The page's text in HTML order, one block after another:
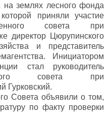
на землях лесного фонда
приняли участие
совета при
директор Цюрупинского
и представитель
Инициатором
стал руководитель
совета при
Гурковский.
Совета объявили о том,
по факту проверки